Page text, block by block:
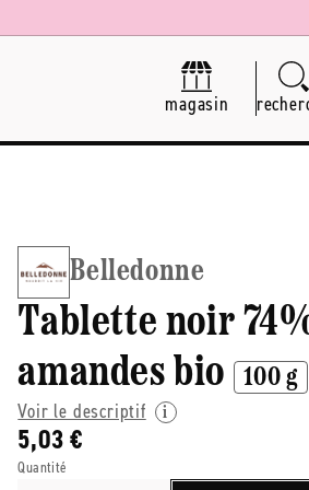
magasin
Belledonne
Tablette noir
amandes bio
100 g
Voir le descriptif
5,03 €
Quantité